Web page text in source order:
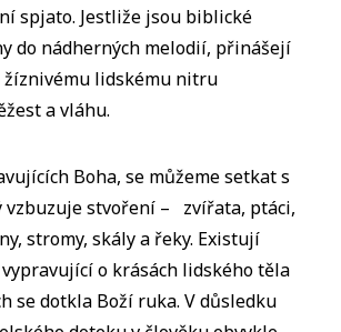
spjato. Jestliže jsou biblické
do nádherných melodií, přinášejí
žíznivému lidskému nitru
a vláhu.
Boha, se můžeme setkat s
vzbuzuje stvoření – zvířata, ptáci,
stromy, skály a řeky. Existují
o krásách lidského těla
se dotkla Boží ruka. V důsledku